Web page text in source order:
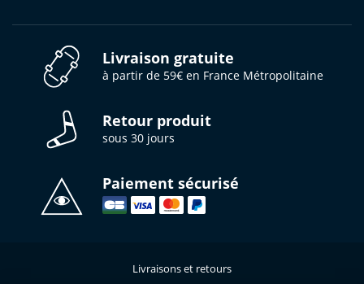
Livraison gratuite
à partir de 59€ en France Métropolitaine
Retour produit
sous 30 jours
Paiement sécurisé
Livraisons et retours